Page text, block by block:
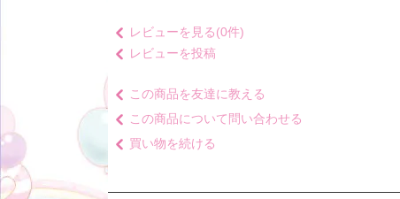
レビューを見る(0件)
レビューを投稿
この商品を友達に教える
この商品について問い合わせる
買い物を続ける